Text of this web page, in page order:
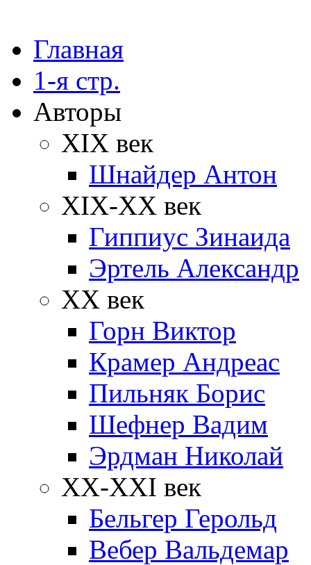
Главная
1-я стр.
Авторы
XIX век
Шнайдер Антон
XIX-XX век
Гиппиус Зинаида
Эртель Александр
XX век
Горн Виктор
Крамер Андреас
Пильняк Борис
Шефнер Вадим
Эрдман Николай
ХХ-XXI век
Бельгер Герольд
Вебер Вальдемар